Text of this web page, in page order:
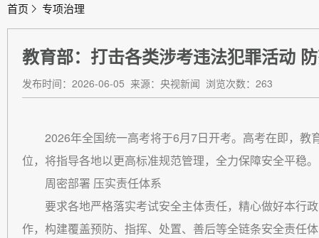
首页 专项治理
教育部：打击各类涉考违法犯罪活动
发布时间：2026-06-05 来源：央视新闻 浏览次数：263
2026年全国统一高考将于6月7日开考。高考在即，
位，将指导各地以更高标准规范管理，全力保障安全平稳。
周密部署 压实责任体系
要求各地严格落实考试安全主体责任，精心做好本行
作，构建覆盖预防、指挥、处置、善后等全链条安全责任